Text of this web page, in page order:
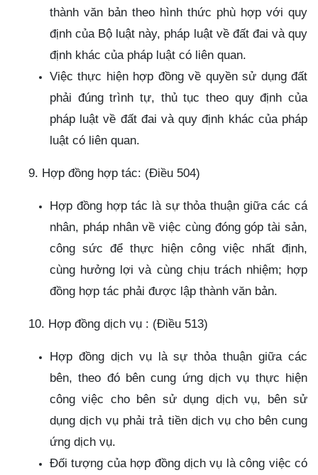
thành văn bản theo hình thức phù hợp với quy
định của Bộ luật này, pháp luật về đất đai và quy
định khác của pháp luật có liên quan.
Việc thực hiện hợp đồng về quyền sử dụng đất
phải đúng trình tự, thủ tục theo quy định của
pháp luật về đất đai và quy định khác của pháp
luật có liên quan.
9. Hợp đồng hợp tác: (Điều 504)
Hợp đồng hợp tác là sự thỏa thuận giữa các cá
nhân, pháp nhân về việc cùng đóng góp tài sản,
công sức để thực hiện công việc nhất định,
cùng hưởng lợi và cùng chịu trách nhiệm; hợp
đồng hợp tác phải được lập thành văn bản.
10. Hợp đồng dịch vụ : (Điều 513)
Hợp đồng dịch vụ là sự thỏa thuận giữa các
bên, theo đó bên cung ứng dịch vụ thực hiện
công việc cho bên sử dụng dịch vụ, bên sử
dụng dịch vụ phải trả tiền dịch vụ cho bên cung
ứng dịch vụ.
Đối tượng của hợp đồng dịch vụ là công việc có